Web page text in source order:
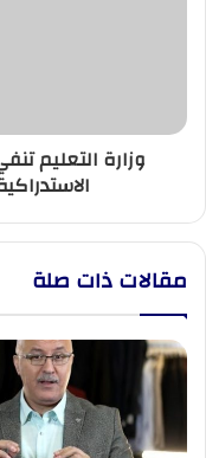
عتبة
الاستدراكية
الباكالوريا"
وزارة التعليم
مقالات ذات صلة